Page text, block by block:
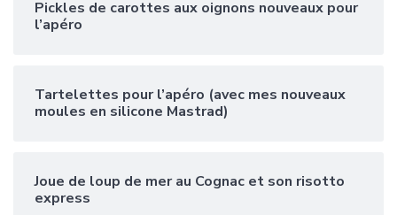
Pickles de carottes aux oignons nouveaux pour
l’apéro
Tartelettes pour l’apéro (avec mes nouveaux
moules en silicone Mastrad)
Joue de loup de mer au Cognac et son risotto
express